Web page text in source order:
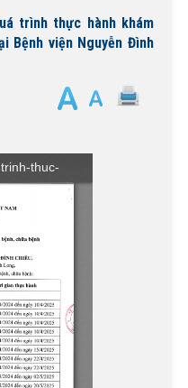
trình thực hành khám
Bệnh viện Nguyễn Đình